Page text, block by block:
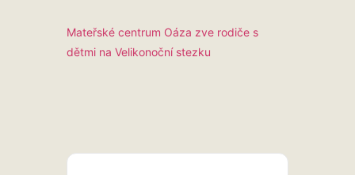
Mateřské centrum Oáza zve rodiče s
dětmi na Velikonoční stezku